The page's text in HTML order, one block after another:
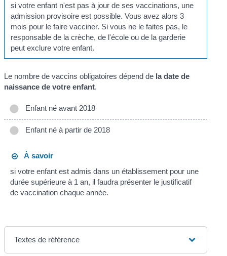
si votre enfant n'est pas à jour de ses vaccinations, une
admission provisoire est possible. Vous avez alors 3
mois pour le faire vacciner. Si vous ne le faites pas, le
responsable de la crèche, de l'école ou de la garderie
peut exclure votre enfant.
Le nombre de vaccins obligatoires dépend de la date de
naissance de votre enfant.
Enfant né avant 2018
Enfant né à partir de 2018
À savoir
si votre enfant est admis dans un établissement pour une
durée supérieure à 1 an, il faudra présenter le justificatif
de vaccination chaque année.
Textes de référence